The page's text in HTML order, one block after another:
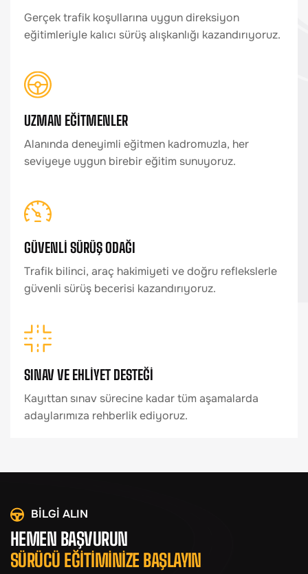
Gerçek trafik koşullarına uygun direksiyon
eğitimleriyle kalıcı sürüş alışkanlığı kazandırıyoruz.
UZMAN EĞİTMENLER
Alanında deneyimli eğitmen kadromuzla, her
seviyeye uygun birebir eğitim sunuyoruz.
GÜVENLİ SÜRÜŞ ODAĞI
Trafik bilinci, araç hakimiyeti ve doğru reflekslerle
güvenli sürüş becerisi kazandırıyoruz.
SINAV VE EHLİYET DESTEĞİ
Kayıttan sınav sürecine kadar tüm aşamalarda
adaylarımıza rehberlik ediyoruz.
BİLGİ ALIN
HEMEN BAŞVURUN
SÜRÜCÜ EĞİTİMİNİZE BAŞLAYIN